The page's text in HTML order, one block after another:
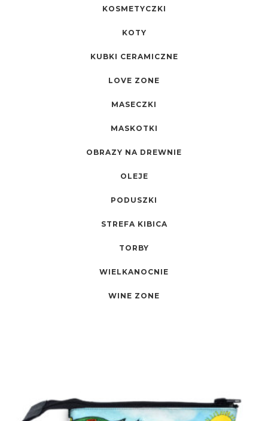
KOSMETYCZKI
KOTY
KUBKI CERAMICZNE
LOVE ZONE
MASECZKI
MASKOTKI
OBRAZY NA DREWNIE
OLEJE
PODUSZKI
STREFA KIBICA
TORBY
WIELKANOCNIE
WINE ZONE